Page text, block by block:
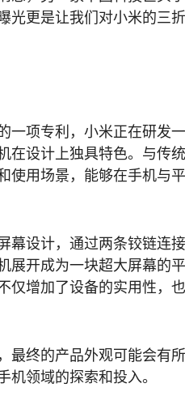
光更是让我们对小米的三
一项专利，小米正在研发
在设计上独具特色。与传
使用场景，能够在手机与
幕设计，通过两条铰链连
开成为一块超大屏幕的平
仅增加了设备的实用性，
最终的产品外观可能会有
领域的探索和投入。